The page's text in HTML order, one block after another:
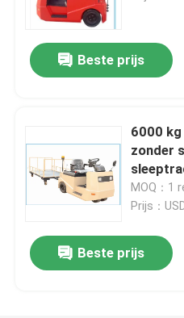
Producten
Video's
Ongeveer ons
Beste prijs
6000
zonder
MOQ：1
Prijs：
Beste prijs